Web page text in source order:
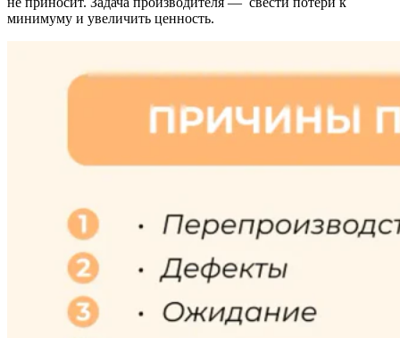
минимуму и увеличить ценность.